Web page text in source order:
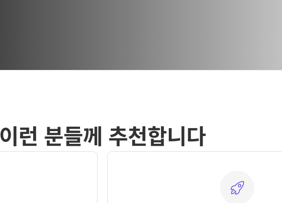
이런 분들께 추천합니다